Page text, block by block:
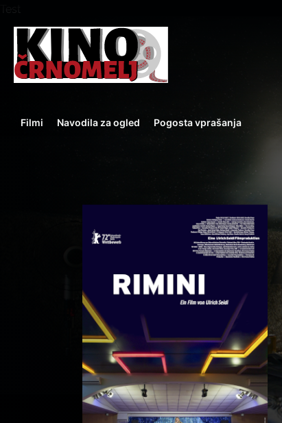
Filmi Navodila za ogled Pogosta vprašanja